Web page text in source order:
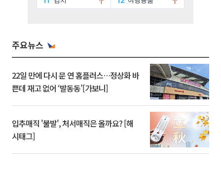
주요뉴스
22일 만에 다시 문 연 홈플러스…정상화 바
쁜데 재고 없어 ‘발동동’[가보니]
입추매직 '불발', 처서매직은 올까요? [해
시태그]